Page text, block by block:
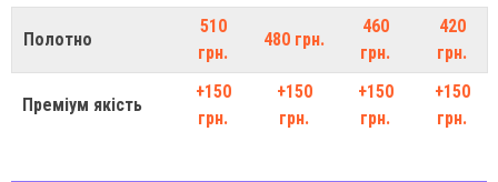
Полотно
510
грн.
480 грн.
460
грн.
420
грн.
Преміум якість
+150
грн.
+150
грн.
+150
грн.
+150
грн.